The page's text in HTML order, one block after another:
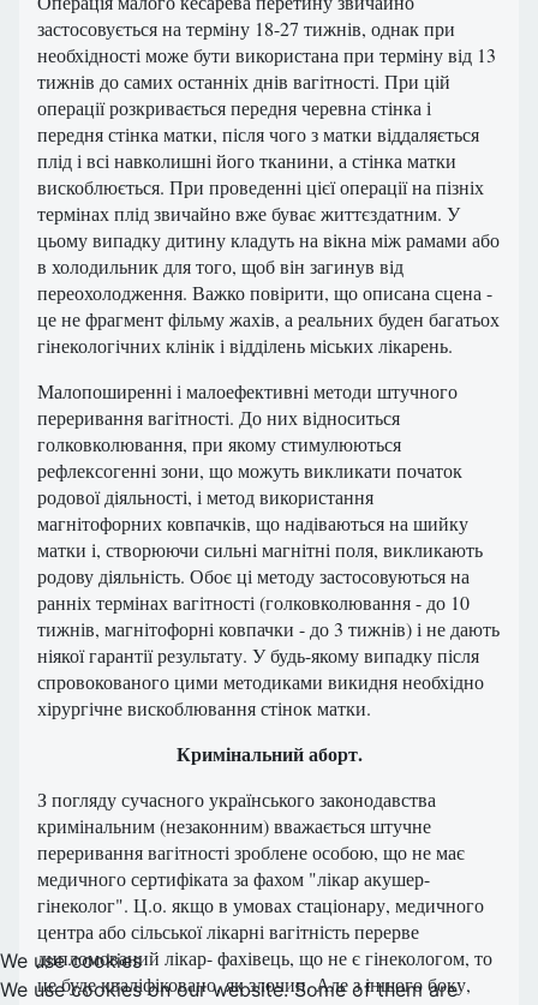
застосовується на терміну 18-27 тижнів, однак при
необхідності може бути використана при терміну від 13
тижнів до самих останніх днів вагітності. При цій
операції розкривається передня черевна стінка і
передня стінка матки, після чого з матки віддаляється
плід і всі навколишні його тканини, а стінка матки
вискоблюється. При проведенні цієї операції на пізніх
термінах плід звичайно вже буває життєздатним. У
цьому випадку дитину кладуть на вікна між рамами або
в холодильник для того, щоб він загинув від
переохолодження. Важко повірити, що описана сцена -
це не фрагмент фільму жахів, а реальних буден багатьох
гінекологічних клінік і відділень міських лікарень.
Малопоширенні і малоефективні методи штучного
переривання вагітності. До них відноситься
голковколювання, при якому стимулюються
рефлексогенні зони, що можуть викликати початок
родової діяльності, і метод використання
магнітофорних ковпачків, що надіваються на шийку
матки і, створюючи сильні магнітні поля, викликають
родову діяльність. Обоє ці методу застосовуються на
ранніх термінах вагітності (голковколювання - до 10
тижнів, магнітофорні ковпачки - до 3 тижнів) і не дають
ніякої гарантії результату. У будь-якому випадку після
спровокованого цими методиками викидня необхідно
хірургічне вискоблювання стінок матки.
Кримінальний аборт.
З погляду сучасного українського законодавства
кримінальним (незаконним) вважається штучне
переривання вагітності зроблене особою, що не має
медичного сертифіката за фахом "лікар акушер-
гінеколог". Ц.о. якщо в умовах стаціонару, медичного
центра або сільської лікарні вагітність перерве
дипломований лікар- фахівець, що не є гінекологом, то
це буде кваліфіковано, як злочин. Але з іншого боку,
We use cookies
We use cookies on our website. Some of them are